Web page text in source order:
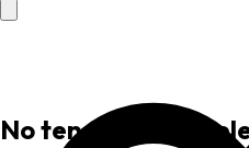
No tens favorits